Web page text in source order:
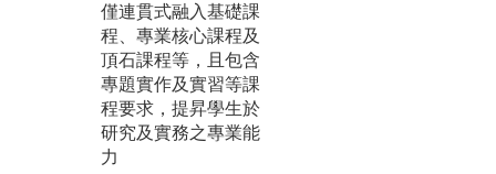
僅連貫式融入基礎課
程、專業核心課程及
頂石課程等，且包含
專題實作及實習等課
程要求，提昇學生於
研究及實務之專業能
力